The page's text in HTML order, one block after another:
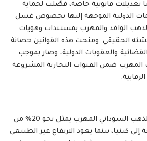
تعديلات قانونية خاصة، فُصّلت لحماية
الدولية الموجهة إليها بخصوص غسل
الذهب الوافد والمهرب بمستندات وهويات
الحقيقي. ومنحت هذه القوانين حصانة
والعقوبات الدولية، وصار بموجب
المهرب ضمن القنوات التجارية المشروعة
تُشير التقديرات إلى أن الذهب السوداني المهرب يمثل نحو 20% من
إلى كينيا، بينما يعود الارتفاع غير الطبيعي